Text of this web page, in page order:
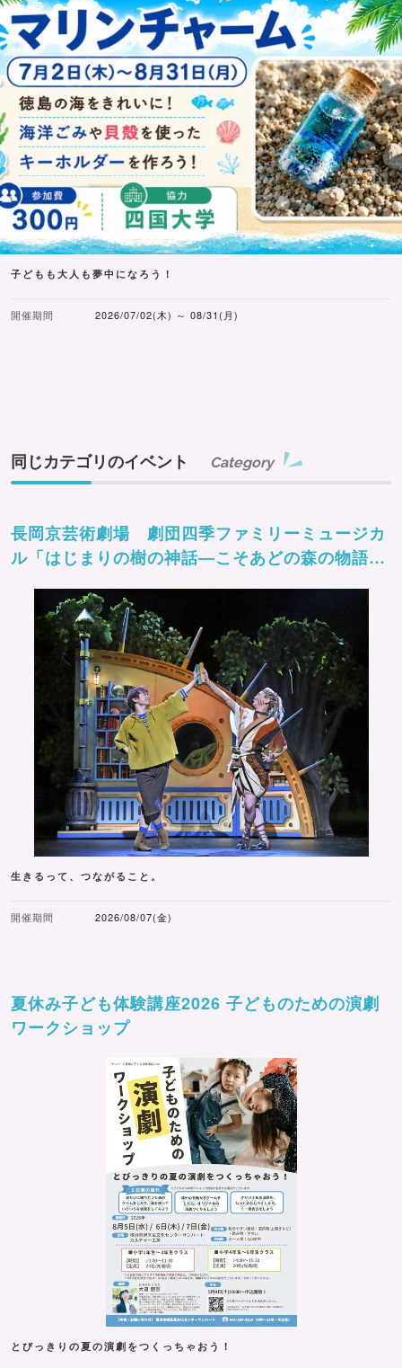
子どもも大人も夢中になろう！
開催期間 2026/07/02(木) ～ 08/31(月)
同じカテゴリのイベント Category
長岡京芸術劇場 劇団四季ファミリーミュージカ
ル「はじまりの樹の神話―こそあどの森の物語
生きるって、つながること。
開催期間 2026/08/07(金)
夏休み子ども体験講座2026 子どものための演劇
ワークショップ
とびっきりの夏の演劇をつくっちゃおう！